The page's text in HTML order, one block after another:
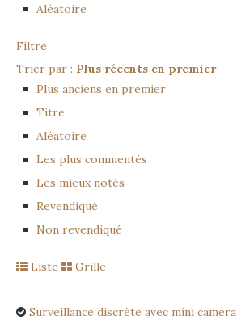
Aléatoire
Filtre
Trier par : Plus récents en premier
Plus anciens en premier
Titre
Aléatoire
Les plus commentés
Les mieux notés
Revendiqué
Non revendiqué
Liste Grille
Surveillance discrète avec mini caméra